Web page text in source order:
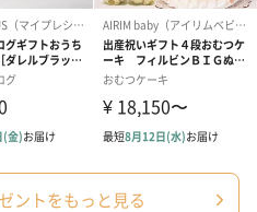
ントをもっと見る